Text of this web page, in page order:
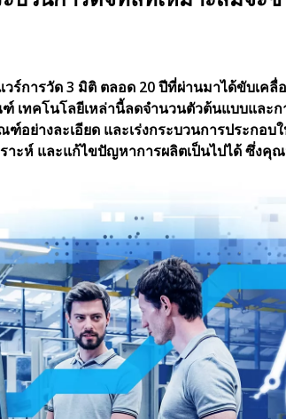
การวัด 3 มิติ ตลอด 20 ปีที่ผ่านมาได้ขับเคลื่
ทคโนโลยีเหล่านี้ลดจำนวนตัวต้นแบบและก
อย่างละเอียด และเร่งกระบวนการประกอ
าะห์ และแก้ไขปัญหาการผลิตเป็นไปได้ ซึ่งคุณ